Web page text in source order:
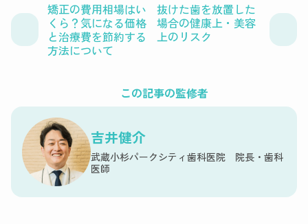
矯正の費用相場はい
くら？気になる価格
と治療費を節約する
方法について
抜けた歯を放置した
場合の健康上・美容
上のリスク
この記事の監修者
吉井健介
武蔵小杉パークシティ歯科医院 院長・歯科
医師